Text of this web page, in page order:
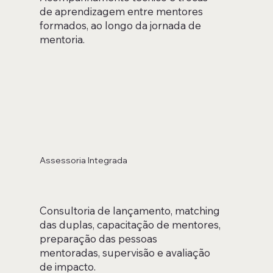
de aprendizagem entre mentores
formados, ao longo da jornada de
mentoria.
Assessoria Integrada
Consultoria de lançamento, matching
das duplas, capacitação de mentores,
preparação das pessoas
mentoradas, supervisão e avaliação
de impacto.